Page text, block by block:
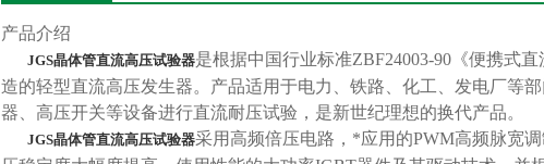
产品介绍
JGS晶体管直流高压试验器是根据中国行业标准ZBF24003-90《便携式
造的轻型直流高压发生器。产品适用于电力、铁路、化工、发电厂等
器、高压开关等设备进行直流耐压试验，是新世纪理想的换代产品。
JGS晶体管直流高压试验器采用高频倍压电路，*应用的PWM高频脉宽